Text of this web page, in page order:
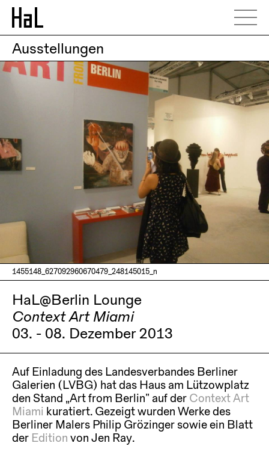
Ausstellungen
1455148_627092960670479_248145015_n
HaL@Berlin Lounge
Context Art Miami
03. - 08. Dezember 2013
Auf Einladung des Landesverbandes Berliner
Galerien (LVBG) hat das Haus am Lützowplatz
den Stand „Art from Berlin“ auf der Context Art
Miami kuratiert. Gezeigt wurden Werke des
Berliner Malers Philip Grözinger sowie ein Blatt
der Edition von Jen Ray.